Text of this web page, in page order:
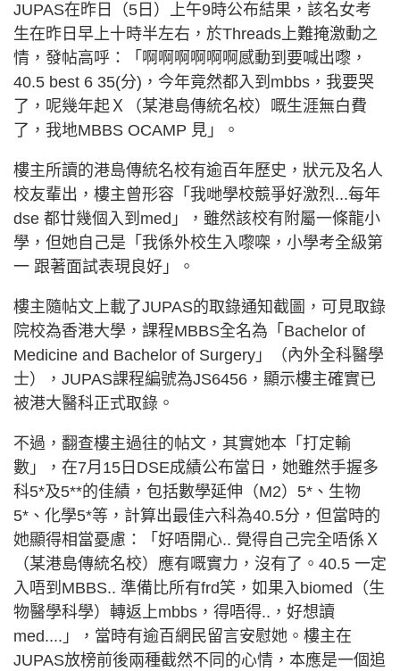
JUPAS在昨日（5日）上午9時公布結果，該名女考
生在昨日早上十時半左右，於Threads上難掩激動之
情，發帖高呼：「啊啊啊啊啊啊感動到要喊出嚟，
40.5 best 6 35(分)，今年竟然都入到mbbs，我要哭
了，呢幾年起Ｘ（某港島傳統名校）嘅生涯無白費
了，我地MBBS OCAMP 見」。
樓主所讀的港島傳統名校有逾百年歷史，狀元及名人
校友輩出，樓主曾形容「我哋學校競爭好激烈...每年
dse 都廿幾個入到med」，雖然該校有附屬一條龍小
學，但她自己是「我係外校生入嚟㗎，小學考全級第
一 跟著面試表現良好」。
樓主隨帖文上載了JUPAS的取錄通知截圖，可見取錄
院校為香港大學，課程MBBS全名為「Bachelor of
Medicine and Bachelor of Surgery」（內外全科醫學
士），JUPAS課程編號為JS6456，顯示樓主確實已
被港大醫科正式取錄。
不過，翻查樓主過往的帖文，其實她本「打定輸
數」，在7月15日DSE成績公布當日，她雖然手握多
科5*及5**的佳績，包括數學延伸（M2）5*、生物
5*、化學5*等，計算出最佳六科為40.5分，但當時的
她顯得相當憂慮：「好唔開心.. 覺得自己完全唔係Ｘ
（某港島傳統名校）應有嘅實力，沒有了。40.5 一定
入唔到MBBS.. 準備比所有frd笑，如果入biomed（生
物醫學科學）轉返上mbbs，得唔得..，好想讀
med....」，當時有逾百網民留言安慰她。樓主在
JUPAS放榜前後兩種截然不同的心情，本應是一個追